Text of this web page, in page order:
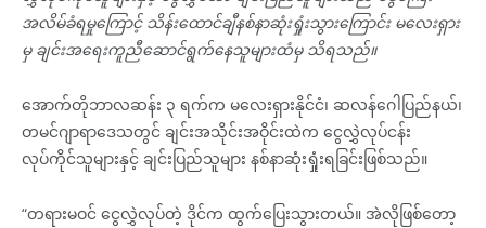
အလိမ်ခံရမှုကြောင့် သိန်းထောင်ချီနစ်နာဆုံးရှုံးသွားကြောင်း မလေးရှား
မှ ချင်းအရေးကူညီဆောင်ရွက်နေသူများထံမှ သိရသည်။
အောက်တိုဘာလဆန်း ၃ ရက်က မလေးရှားနိုင်ငံ၊ ဆလန်ဂေါပြည်နယ်၊
တမင်ဂျာရာဒေသတွင် ချင်းအသိုင်းအဝိုင်းထဲက ငွေလွှဲလုပ်ငန်း
လုပ်ကိုင်သူများနှင့် ချင်းပြည်သူများ နစ်နာဆုံးရှုံးရခြင်းဖြစ်သည်။
“တရားမဝင် ငွေလွှဲလုပ်တဲ့ ဒိုင်က ထွက်ပြေးသွားတယ်။ အဲလိုဖြစ်တော့